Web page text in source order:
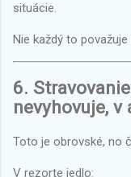
situácie.
Nie každý to
6.
nevyhovuje,
Toto je obrovské, no
V rezorte jedlo: